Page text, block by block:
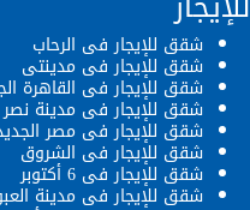
شقق للإيجار فى الرحاب
شقق للإيجار فى مدينتى
شقق للإيجار فى القاهرة
شقق للإيجار فى مدينة نصر
شقق للإيجار فى مصر
شقق للإيجار فى الشروق
شقق للإيجار فى 6 أكتوبر
شقق للإيجار فى مدينة